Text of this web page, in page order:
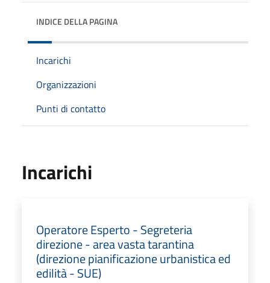
INDICE DELLA PAGINA
Incarichi
Organizzazioni
Punti di contatto
Incarichi
Operatore Esperto - Segreteria
direzione - area vasta tarantina
(direzione pianificazione urbanistica ed
edilità - SUE)